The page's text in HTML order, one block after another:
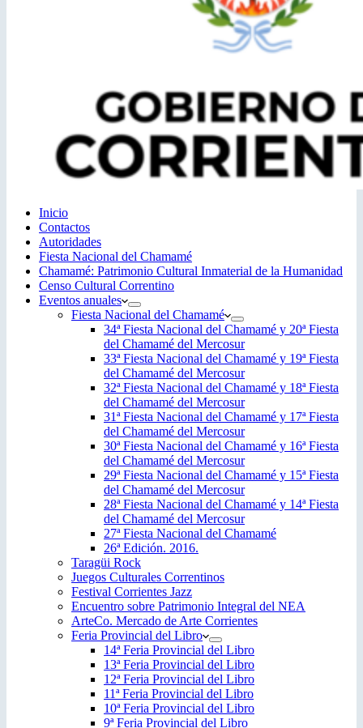
Inicio
Contactos
Autoridades
Fiesta Nacional del Chamamé
Chamamé: Patrimonio Cultural Inmaterial de la Humanidad
Censo Cultural Correntino
Eventos anuales
Fiesta Nacional del Chamamé
34ª Fiesta Nacional del Chamamé y 20ª Fiesta
del Chamamé del Mercosur
33ª Fiesta Nacional del Chamamé y 19ª Fiesta
del Chamamé del Mercosur
32ª Fiesta Nacional del Chamamé y 18ª Fiesta
del Chamamé del Mercosur
31ª Fiesta Nacional del Chamamé y 17ª Fiesta
del Chamamé del Mercosur
30ª Fiesta Nacional del Chamamé y 16ª Fiesta
del Chamamé del Mercosur
29ª Fiesta Nacional del Chamamé y 15ª Fiesta
del Chamamé del Mercosur
28ª Fiesta Nacional del Chamamé y 14ª Fiesta
del Chamamé del Mercosur
27ª Fiesta Nacional del Chamamé
26ª Edición. 2016.
Taragüi Rock
Juegos Culturales Correntinos
Festival Corrientes Jazz
Encuentro sobre Patrimonio Integral del NEA
ArteCo. Mercado de Arte Corrientes
Feria Provincial del Libro
14ª Feria Provincial del Libro
13ª Feria Provincial del Libro
12ª Feria Provincial del Libro
11ª Feria Provincial del Libro
10ª Feria Provincial del Libro
9ª Feria Provincial del Libro